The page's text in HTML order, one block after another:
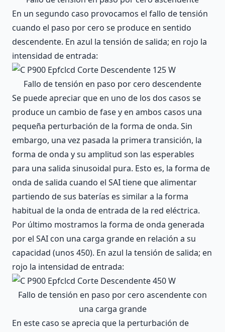
En un segundo caso provocamos el fallo de tensión
cuando el paso por cero se produce en sentido
descendente. En azul la tensión de salida; en rojo la
intensidad de entrada:
Fallo de tensión en paso por cero descendente
Se puede apreciar que en uno de los dos casos se
produce un cambio de fase y en ambos casos una
pequeña perturbación de la forma de onda. Sin
embargo, una vez pasada la primera transición, la
forma de onda y su amplitud son las esperables
para una salida sinusoidal pura. Esto es, la forma de
onda de salida cuando el SAI tiene que alimentar
partiendo de sus baterías es similar a la forma
habitual de la onda de entrada de la red eléctrica.
Por último mostramos la forma de onda generada
por el SAI con una carga grande en relación a su
capacidad (unos 450). En azul la tensión de salida; en
rojo la intensidad de entrada:
Fallo de tensión en paso por cero ascendente con
una carga grande
En este caso se aprecia que la perturbación de